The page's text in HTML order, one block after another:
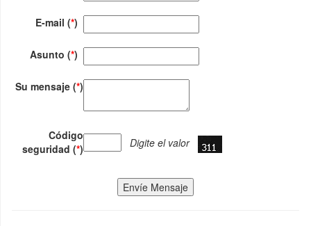
E-mail (*)
Asunto (*)
Su mensaje (*)
Código
seguridad (*) Digite el valor
Envíe Mensaje